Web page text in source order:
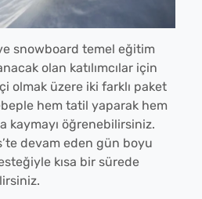
snowboard temel eğitim
olan katılımcılar için
olmak üzere iki farklı paket
hem tatil yaparak hem
kaymayı öğrenebilirsiniz.
devam eden gün boyu
kısa bir sürede